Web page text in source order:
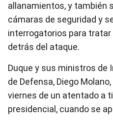
allanamientos, y también
cámaras de seguridad y
interrogatorios para
detrás del ataque.
Duque y sus ministros de
de Defensa, Diego
viernes de un atentado a
presidencial, cuando se